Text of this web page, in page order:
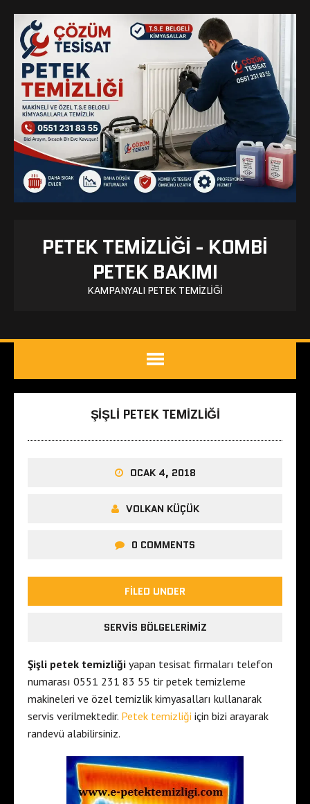
PETEK TEMIZLIĞI - KOMBI
PETEK BAKIMI
KAMPANYALI PETEK TEMIZLIĞI
ŞIŞLI PETEK TEMIZLIĞI
OCAK 4, 2018
VOLKAN KÜÇÜK
0 COMMENTS
FILED UNDER
SERVIS BÖLGELERIMIZ
Şişli petek temizliği yapan tesisat firmaları telefon
numarası 0551 231 83 55 tir petek temizleme
makineleri ve özel temizlik kimyasalları kullanarak
servis verilmektedir. Petek temizliği için bizi arayarak
randevü alabilirsiniz.